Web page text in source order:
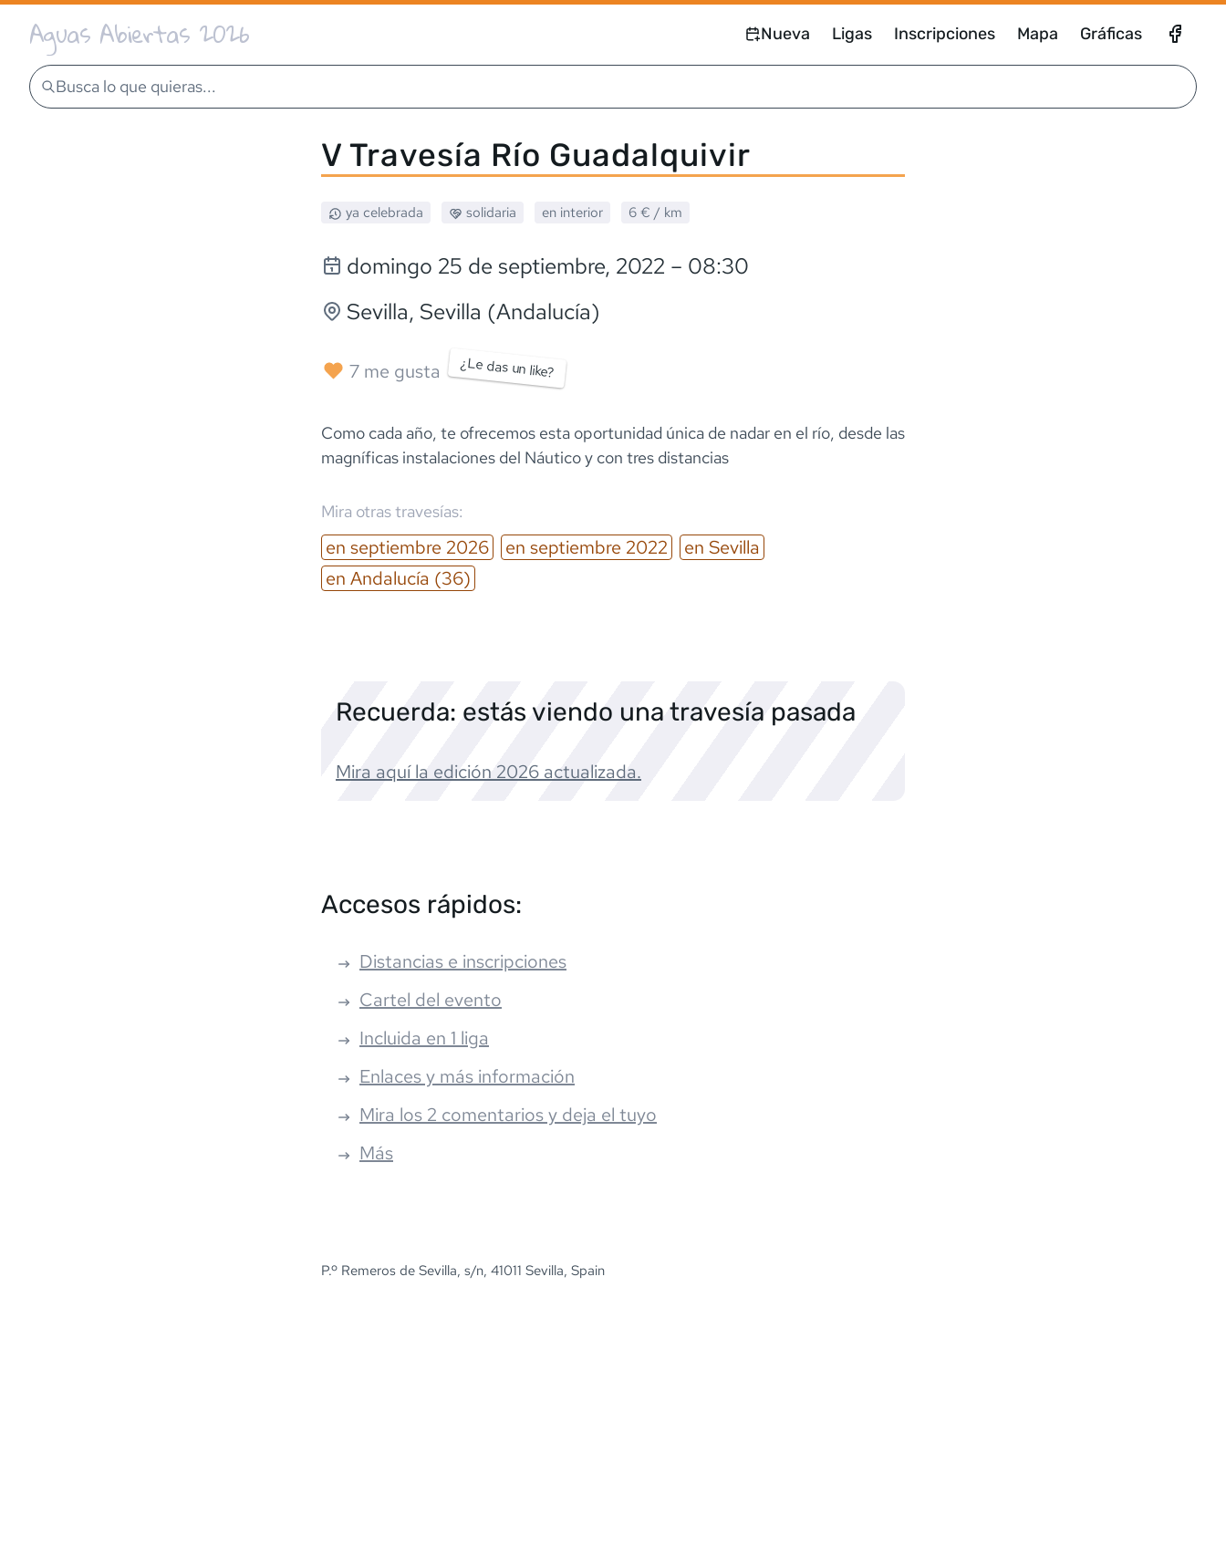
Aguas Abiertas 2026 Nueva Ligas Inscripciones Mapa Gráficas
Busca lo que quieras...
V Travesía Río Guadalquivir
ya celebrada solidaria en interior 6 € / km
domingo 25 de septiembre, 2022 – 08:30
Sevilla, Sevilla (Andalucía)
7 me gusta ¿Le das un like?
Como cada año, te ofrecemos esta oportunidad única de nadar en el río, desde las
magníficas instalaciones del Náutico y con tres distancias
Mira otras travesías:
en septiembre 2026 en septiembre 2022 en Sevilla
en Andalucía (36)
Recuerda: estás viendo una travesía pasada
Mira aquí la edición 2026 actualizada.
Accesos rápidos:
Distancias e inscripciones
Cartel del evento
Incluida en 1 liga
Enlaces y más información
Mira los 2 comentarios y deja el tuyo
Más
P.º Remeros de Sevilla, s/n, 41011 Sevilla, Spain